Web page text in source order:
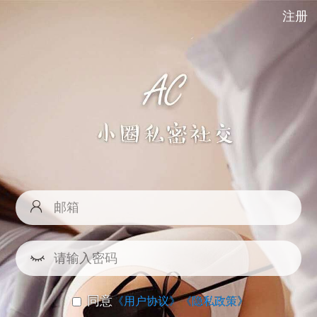
注册
同意《用户协议》《隐私政策》